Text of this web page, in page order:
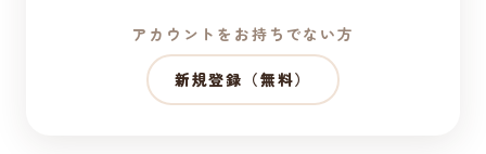
アカウントをお持ちでない方
新規登録（無料）